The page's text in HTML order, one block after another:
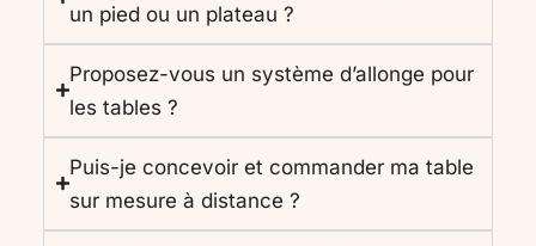
un pied ou un plateau ?
Proposez-vous un système d’allonge pour
les tables ?
Puis-je concevoir et commander ma table
sur mesure à distance ?